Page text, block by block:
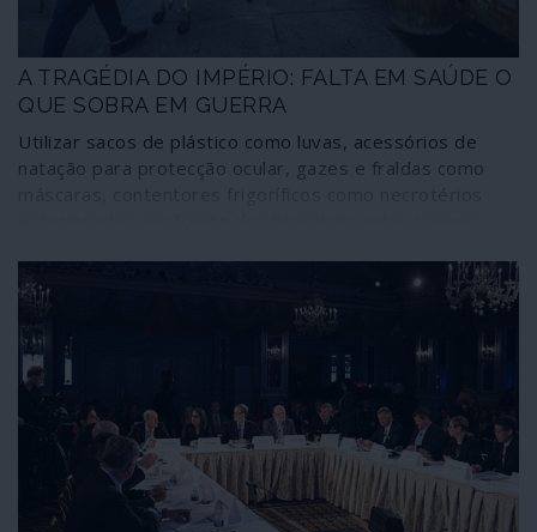
A TRAGÉDIA DO IMPÉRIO: FALTA EM SAÚDE O
QUE SOBRA EM GUERRA
Utilizar sacos de plástico como luvas, acessórios de
natação para protecção ocular, gazes e fraldas como
respostas das autoridades nos Estados Unidos perante
o surto de coronavírus. Linha de frente no combate à
pandemia, trabalhadores da saúde relatam, num misto
de medo e indignação, cortes de salários, suspensão e
modificação de contratos, jornadas de até 16 horas,
falta de materiais de protecção à contaminação,
esgotamento emocional e muita, muita raiva. “Sentimos-
mos como ovelhas a caminho do matadouro”, relata uma
médica de Nova York[1].